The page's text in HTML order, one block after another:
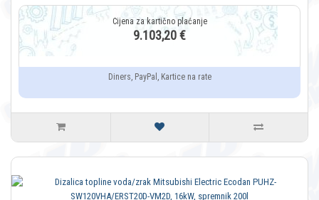
9.103,20 €
Diners, PayPal, Kartice na rate